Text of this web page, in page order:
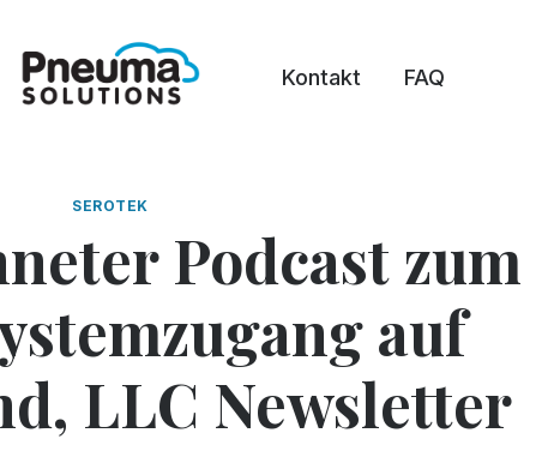
Kontakt FAQ
SEROTEK
Podcast zum
auf
LLC Newsletter